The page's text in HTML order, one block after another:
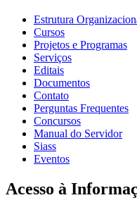
Estrutura
Cursos
Projetos e Programas
Serviços
Editais
Documentos
Contato
Perguntas Frequentes
Concursos
Manual do Servidor
Siass
Eventos
Acesso à